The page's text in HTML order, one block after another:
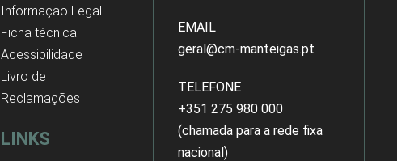
Informação Legal
Ficha técnica
Acessibilidade
Livro de
Reclamações
LINKS
EMAIL
geral@cm-manteigas.pt
TELEFONE
+351 275 980 000
(chamada para a rede fixa
nacional)